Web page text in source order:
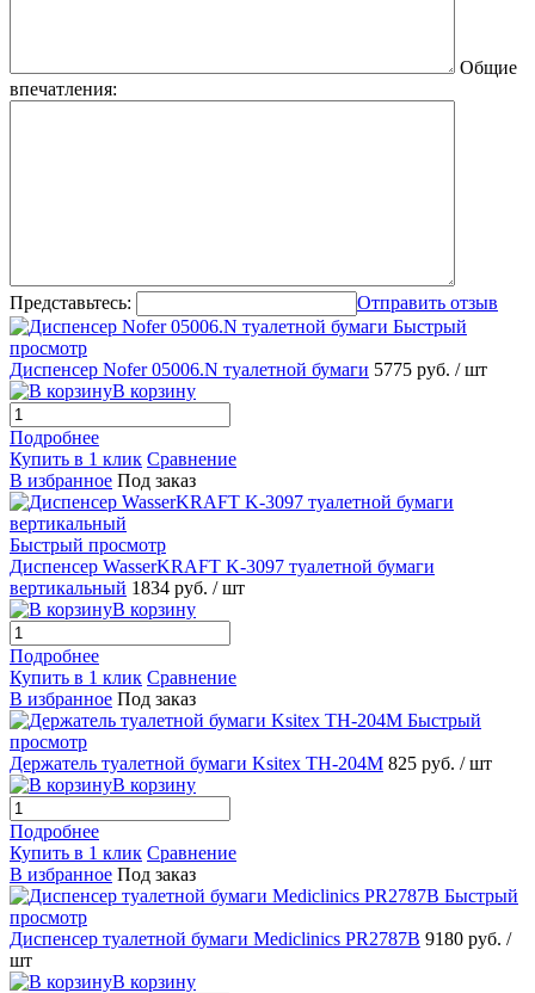
Общие
впечатления:
Представьтесь:
Отправить отзыв
Быстрый
просмотр
Диспенсер Nofer 05006.N туалетной бумаги 5775 руб. / шт
В корзину
Подробнее
Купить в 1 клик Сравнение
В избранное Под заказ
Быстрый просмотр
Диспенсер WasserKRAFT K-3097 туалетной бумаги
вертикальный 1834 руб. / шт
В корзину
Подробнее
Купить в 1 клик Сравнение
В избранное Под заказ
Быстрый
просмотр
Держатель туалетной бумаги Ksitex TH-204M 825 руб. / шт
В корзину
Подробнее
Купить в 1 клик Сравнение
В избранное Под заказ
Быстрый
просмотр
Диспенсер туалетной бумаги Mediclinics PR2787B 9180 руб. /
шт
В корзину